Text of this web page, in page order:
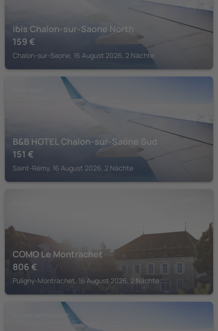
ibis Chalon-sur-Saone North
159 €
Chalon-sur-Saone, 16 August 2026, 2 Nächte
B&B HOTEL Chalon-sur-Saône Sud
151 €
Saint-Rémy, 16 August 2026, 2 Nächte
COMO Le Montrachet
806 €
Puligny-Montrachet, 16 August 2026, 2 Nächte
PULIGNY-MONTRACHET